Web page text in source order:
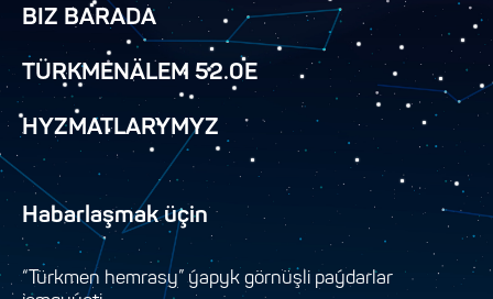
BIZ BARADA
TÜRKMENÄLEM 52.0E
HYZMATLARYMYZ
Habarlaşmak üçin
“Türkmen hemrasy” ýapyk görnüşli paýdarlar